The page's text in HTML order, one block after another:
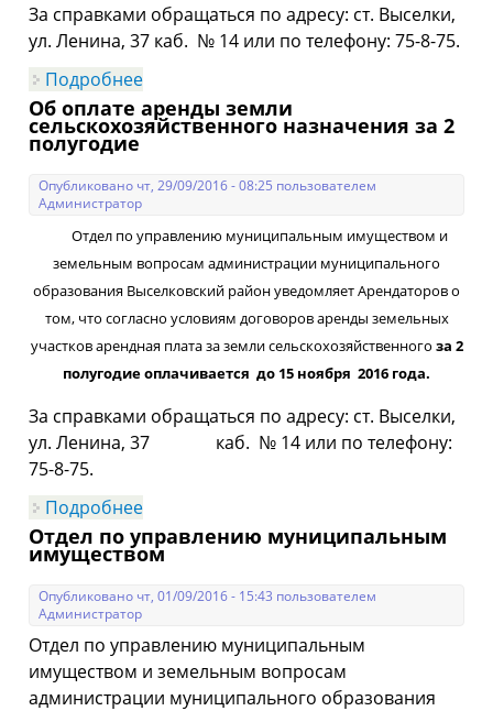
За справками обращаться по адресу: ст. Выселки,
ул. Ленина, 37 каб. № 14 или по телефону: 75-8-75.
Подробнее
за 4 квартал 2016 года
Об оплате аренды земли
сельскохозяйственного назначения за 2
полугодие
Опубликовано чт, 29/09/2016 - 08:25 пользователем
Администратор
Отдел по управлению муниципальным имуществом и
земельным вопросам администрации муниципального
образования Выселковский район уведомляет Арендаторов о
том, что согласно условиям договоров аренды земельных
участков арендная плата за земли сельскохозяйственного за 2
полугодие оплачивается до 15 ноября 2016 года.
За справками обращаться по адресу: ст. Выселки,
ул. Ленина, 37 каб. № 14 или по телефону:
75-8-75.
Подробнее
2 полугодие
Отдел по управлению муниципальным
имуществом
Опубликовано чт, 01/09/2016 - 15:43 пользователем
Администратор
Отдел по управлению муниципальным
имуществом и земельным вопросам
администрации муниципального образования